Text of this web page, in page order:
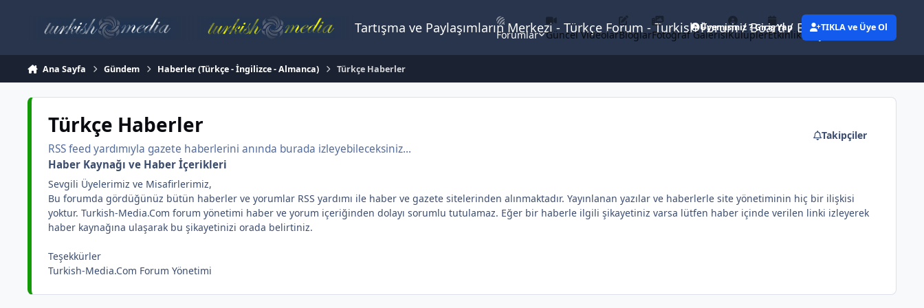
Tartışma ve Paylaşımların Merkezi - Türkçe Forum - Turkish Forum / Board / Blog
Forumlar Güncel VideolarBloglarFotoğraf GalerisiKulüplerEtkinliklerEylemler
Üyemisiniz ? Giriş Yap TIKLA ve Üye Ol
Ana Sayfa Gündem Haberler (Türkçe - İngilizce - Almanca) Türkçe Haberler
Türkçe Haberler
RSS feed yardımıyla gazete haberlerini anında burada izleyebileceksiniz...
Takipçiler
Haber Kaynağı ve Haber İçerikleri
Sevgili Üyelerimiz ve Misafirlerimiz,
Bu forumda gördüğünüz bütün haberler ve yorumlar RSS yardımı ile haber ve gazete sitelerinden alınmaktadır. Yayınlanan yazılar ve haberlerle site yönetiminin hiç bir ilişkisi
yoktur. Turkish-Media.Com forum yönetimi haber ve yorum içeriğinden dolayı sorumlu tutulamaz. Eğer bir haberle ilgili şikayetiniz varsa lütfen haber içinde verilen linki izleyerek
haber kaynağına ulaşarak bu şikayetinizi orada belirtiniz.
Teşekkürler
Turkish-Media.Com Forum Yönetimi